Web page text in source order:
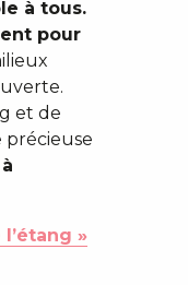
à tous.
pour
et de
précieuse
»